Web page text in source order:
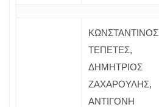
ΚΩΝΣΤΑΝΤΙΝΟΣ
ΤΕΠΕΤΕΣ,
ΔΗΜΗΤΡΙΟΣ
ΖΑΧΑΡΟΥΛΗΣ,
ΑΝΤΙΓΟΝΗ